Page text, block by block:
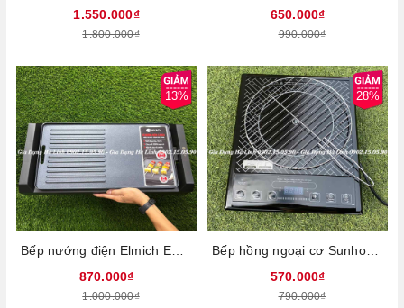
1.550.000₫
1.800.000₫
650.000₫
990.000₫
13%
Bếp nướng điện Elmich EGE-3642, Công suất 1800W, Đĩa nướng phẳng giúp tối đa diện tích tiếp xúc giúp thực phẩm chín đều, Tích hợp 5 mức nhiệt độ, Bảo hành 24 tháng
870.000₫
1.000.000₫
28%
Bếp hồng ngoại cơ Sunhouse SHD6011, Công suất 2000W, Không bức xạ, Mặt kính cường lực, Bảng điều khiển phím cơ, Tặng kèm vỉ nướng, Bảo hành 12 tháng
570.000₫
790.000₫